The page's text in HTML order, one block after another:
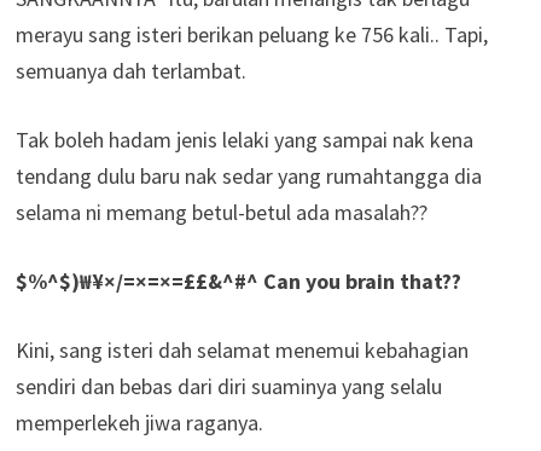
merayu sang isteri berikan peluang ke 756 kali.. Tapi,
semuanya dah terlambat.
Tak boleh hadam jenis lelaki yang sampai nak kena
tendang dulu baru nak sedar yang rumahtangga dia
selama ni memang betul-betul ada masalah??
$%^$)₩¥×/=×=×=££&^#^ Can you brain that??
Kini, sang isteri dah selamat menemui kebahagian
sendiri dan bebas dari diri suaminya yang selalu
memperlekeh jiwa raganya.